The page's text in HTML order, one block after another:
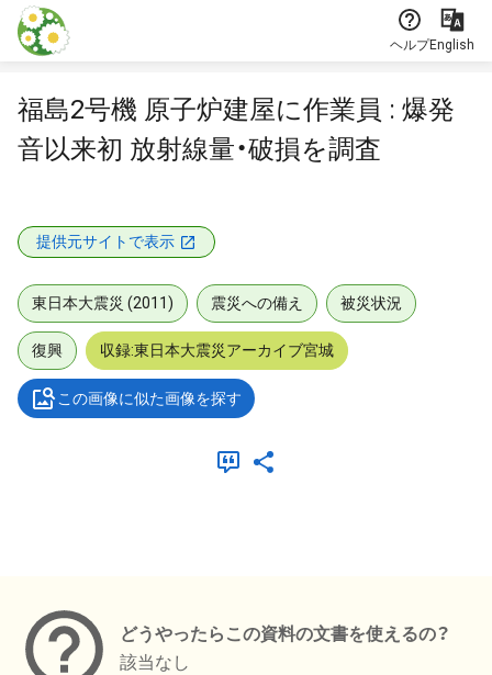
本文に飛ぶ
ヘルプEnglish
福島2号機 原子炉建屋に作業員 : 爆発
音以来初 放射線量・破損を調査
提供元サイトで表示
東日本大震災 (2011) 震災への備え 被災状況
復興 収録:東日本大震災アーカイブ宮城
この画像に似た画像を探す
どうやったらこの資料の文書を使えるの？
該当なし